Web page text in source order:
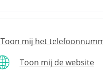
Toon mij het
Toon mij de website